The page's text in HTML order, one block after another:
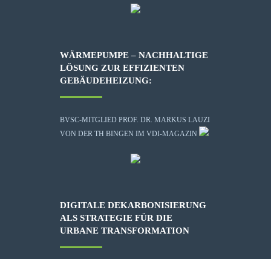
WÄRMEPUMPE – NACHHALTIGE
LÖSUNG ZUR EFFIZIENTEN
GEBÄUDEHEIZUNG:
BVSC-MITGLIED PROF. DR. MARKUS LAUZI
VON DER TH BINGEN IM VDI-MAGAZIN
DIGITALE DEKARBONISIERUNG
ALS STRATEGIE FÜR DIE
URBANE TRANSFORMATION